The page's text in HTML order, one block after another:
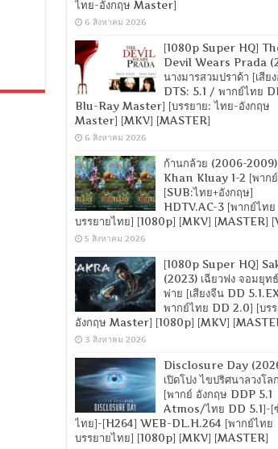
ไทย-อังกฤษ Master]
6 สิงหาคม 2026
[1080p Super HQ]
Devil Wears Prada
นางมารสวมปราด้า [เสีย
DTS: 5.1 / พากย์ไทย
Blu-Ray Master] [บรรยาย: ไทย-อังกฤษ
Master] [MKV] [MASTER]
6 สิงหาคม 2026
ก้านกล้วย (2006-2009)
Khan Kluay 1-2 [พาก
[SUB:ไทย+อังกฤษ]
HDTV.AC-3 [พากย์ไทย
บรรยายไทย] [1080p] [MKV] [MASTER]
5 สิงหาคม 2026
[1080p Super HQ]
(2023) เฉียวฟง จอมยุท
พ่าย [เสียงจีน DD
พากย์ไทย DD 2.0] [บร
อังกฤษ Master] [1080p] [MKV]
3 สิงหาคม 2026
Disclosure Day
เปิดโปง ไขปริศนาลวงโลก
[พากย์ อังกฤษ DDP 5.1
Atmos/ไทย DD 5.1]-[
ไทย]-[H264] WEB-DL.H.264 [พากย์ไทย
บรรยายไทย] [1080p] [MKV] [MASTER]